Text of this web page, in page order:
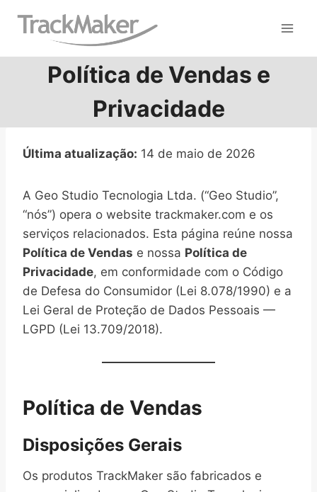
ConteúdoPolítica de Vendas e
Privacidade
Última atualização: 14 de maio de 2026
A Geo Studio Tecnologia Ltda. (“Geo Studio”,
“nós”) opera o website trackmaker.com e os
serviços relacionados. Esta página reúne nossa
Política de Vendas e nossa Política de
Privacidade, em conformidade com o Código
de Defesa do Consumidor (Lei 8.078/1990) e a
Lei Geral de Proteção de Dados Pessoais —
LGPD (Lei 13.709/2018).
Política de Vendas
Disposições Gerais
Os produtos TrackMaker são fabricados e